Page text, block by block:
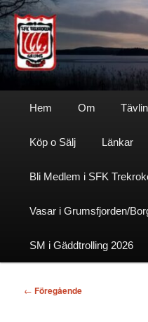
Hoppa
till
primärt
innehållSfktrekroken
Hem Om
Köp o Sälj Länkar
Bli Medlem i SFK
Vasar i Grumsfjorden/
SM i Gäddtrolling 2026
Inläggsnavigering
← Föregående